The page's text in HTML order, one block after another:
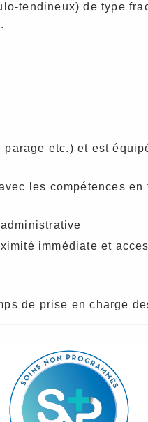
tendineux) de type
etc.) et est
les compétences
immédiate et
de prise en charge